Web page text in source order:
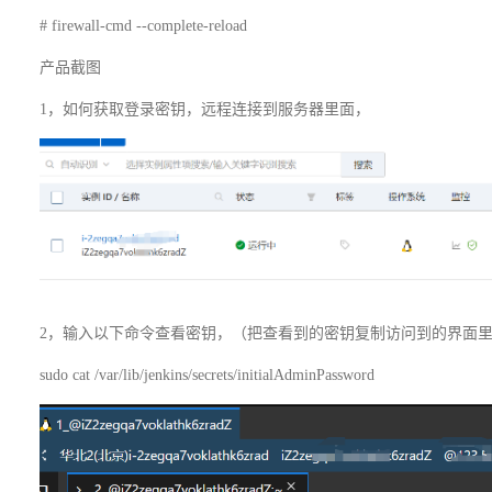
# firewall-cmd --complete-reload
产品截图
1，如何获取登录密钥，远程连接到服务器里面，
2，输入以下命令查看密钥，（把查看到的密钥复制访问到的界面
sudo cat /var/lib/jenkins/secrets/initialAdminPassword